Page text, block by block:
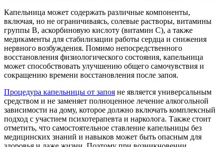
Капельница может содержать различные компоненты,
включая, но не ограничиваясь, солевые растворы, витамины
группы B, аскорбиновую кислоту (витамин C), а также
медикаменты для стабилизации работы сердца и снижения
нервного возбуждения. Помимо непосредственного
восстановления физиологического состояния, капельница
может способствовать улучшению общего самочувствия и
сокращению времени восстановления после запоя.
Процедура капельницы от запоя не является универсальным
средством и не заменяет полноценное лечение алкогольной
зависимости на дому, которое должно включать комплексный
подход с участием психотерапевта и нарколога. Также стоит
отметить, что самостоятельное ставление капельницы без
медицинских знаний и навыков может быть опасным для